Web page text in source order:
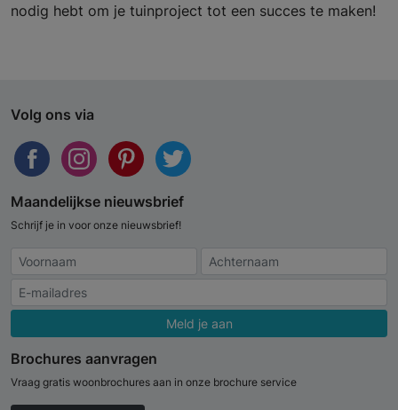
nodig hebt om je tuinproject tot een succes te maken!
Volg ons via
Maandelijkse nieuwsbrief
Schrijf je in voor onze nieuwsbrief!
Meld je aan
Brochures aanvragen
Vraag gratis woonbrochures aan in onze brochure service